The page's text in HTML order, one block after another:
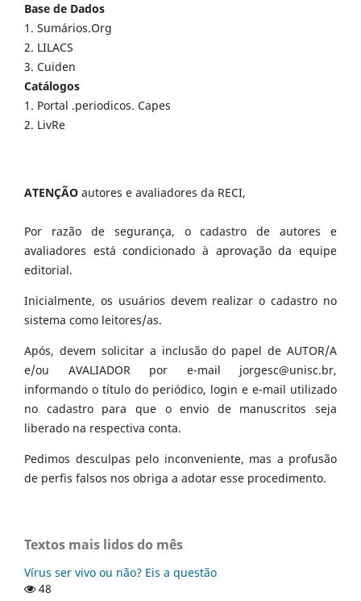
Base de Dados
1. Sumários.Org
2. LILACS
3. Cuiden
Catálogos
1. Portal .periodicos. Capes
2. LivRe
ATENÇÃO autores e avaliadores da RECI,
Por razão de segurança, o cadastro de autores e
avaliadores está condicionado à aprovação da equipe
editorial.
Inicialmente, os usuários devem realizar o cadastro no
sistema como leitores/as.
Após, devem solicitar a inclusão do papel de AUTOR/A
e/ou AVALIADOR por e-mail jorgesc@unisc.br,
informando o título do periódico, login e e-mail utilizado
no cadastro para que o envio de manuscritos seja
liberado na respectiva conta.
Pedimos desculpas pelo inconveniente, mas a profusão
de perfis falsos nos obriga a adotar esse procedimento.
Textos mais lidos do mês
Vírus ser vivo ou não? Eis a questão
48